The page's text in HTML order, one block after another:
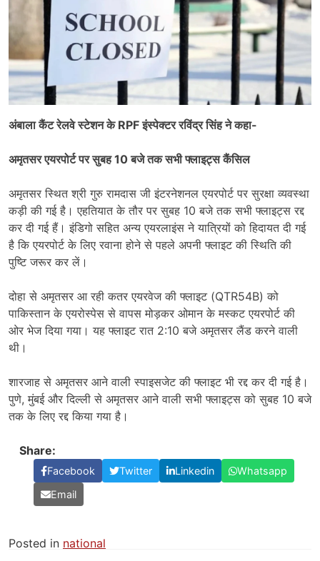
अंबाला कैंट रेलवे स्टेशन के RPF इंस्पेक्टर रविंद्र सिंह ने कहा-
अमृतसर एयरपोर्ट पर सुबह 10 बजे तक सभी फ्लाइट्स कैंसिल
अमृतसर स्थित श्री गुरु रामदास जी इंटरनेशनल एयरपोर्ट पर सुरक्षा व्यवस्था
कड़ी की गई है। एहतियात के तौर पर सुबह 10 बजे तक सभी फ्लाइट्स रद्द
कर दी गई हैं। इंडिगो सहित अन्य एयरलाइंस ने यात्रियों को हिदायत दी गई
है कि एयरपोर्ट के लिए रवाना होने से पहले अपनी फ्लाइट की स्थिति की
पुष्टि जरूर कर लें।
दोहा से अमृतसर आ रही कतर एयरवेज की फ्लाइट (QTR54B) को
पाकिस्तान के एयरोस्पेस से वापस मोड़कर ओमान के मस्कट एयरपोर्ट की
ओर भेज दिया गया। यह फ्लाइट रात 2:10 बजे अमृतसर लैंड करने वाली
थी।
शारजाह से अमृतसर आने वाली स्पाइसजेट की फ्लाइट भी रद्द कर दी गई है।
पुणे, मुंबई और दिल्ली से अमृतसर आने वाली सभी फ्लाइट्स को सुबह 10 बजे
तक के लिए रद्द किया गया है।
Share:
Facebook Twitter Linkedin
Whatsapp
Email
Posted in national